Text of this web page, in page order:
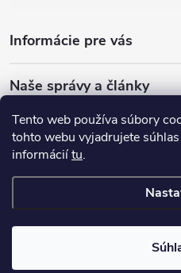
Tento web používa súbory
tohto webu vyjadrujete
informáciítu.
Informácie pre vás
Naše správy a články
Esence
Copyright 2026